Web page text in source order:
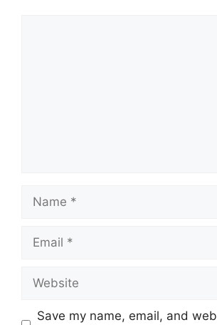
Save my name, email, and